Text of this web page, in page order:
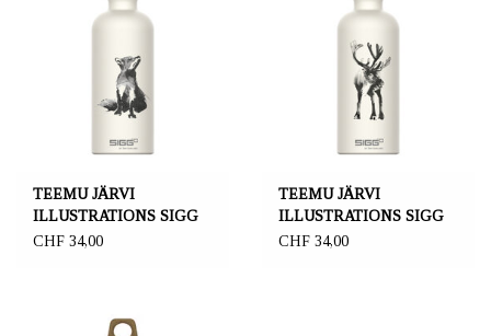
TEEMU JÄRVI
ILLUSTRATIONS SIGG
water bottle, Fox
CHF 34,00
TEEMU JÄRVI
ILLUSTRATIONS SIGG
water bottle, Reindeer
CHF 34,00